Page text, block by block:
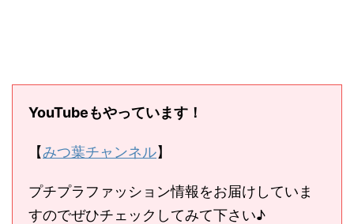
YouTubeもやっています！
【みつ葉チャンネル】
プチプラファッション情報をお届けしていま
すのでぜひチェックしてみて下さい♪